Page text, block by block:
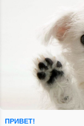
ПРИВЕТ!